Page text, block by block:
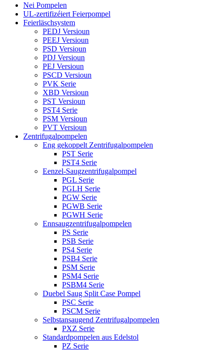
Nei Pompelen
UL-zertifizéiert Feierpompel
Feierläschsystem
PEDJ Versioun
PEEJ Versioun
PSD Versioun
PDJ Versioun
PEJ Versioun
PSCD Versioun
PVK Serie
XBD Versioun
PST Versioun
PST4 Serie
PSM Versioun
PVT Versioun
Zentrifugalpompelen
Eng gekoppelt Zentrifugalpompelen
PST Serie
PST4 Serie
Eenzel-Saugzentrifugalpompel
PGL Serie
PGLH Serie
PGW Serie
PGWB Serie
PGWH Serie
Ennsaugzentrifugalpompelen
PS Serie
PSB Serie
PS4 Serie
PSB4 Serie
PSM Serie
PSM4 Serie
PSBM4 Serie
Duebel Saug Split Case Pompel
PSC Serie
PSCM Serie
Selbstansaugend Zentrifugalpompelen
PXZ Serie
Standardpompelen aus Edelstol
PZ Serie